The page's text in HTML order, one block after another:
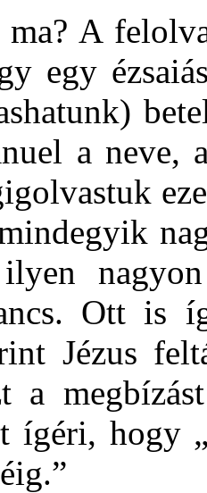
A
egy
a neve,
Ott is
Jézus
a
ígéri, hogy